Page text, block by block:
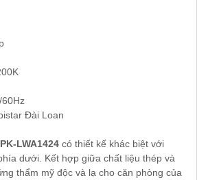
Đài Loan
LWA1424 có thiết kế khác biệt với
dưới. Kết hợp giữa chất liệu thép và
thẩm mỹ độc và lạ cho căn phòng của